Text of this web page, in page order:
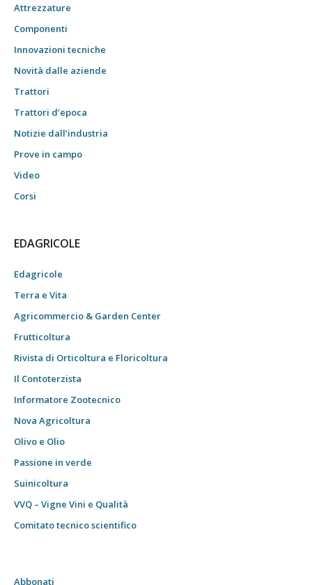
Attrezzature
Componenti
Innovazioni tecniche
Novità dalle aziende
Trattori
Trattori d’epoca
Notizie dall’industria
Prove in campo
Video
Corsi
EDAGRICOLE
Edagricole
Terra e Vita
Agricommercio & Garden Center
Frutticoltura
Rivista di Orticoltura e Floricoltura
Il Contoterzista
Informatore Zootecnico
Nova Agricoltura
Olivo e Olio
Passione in verde
Suinicoltura
VVQ – Vigne Vini e Qualità
Comitato tecnico scientifico
Abbonati